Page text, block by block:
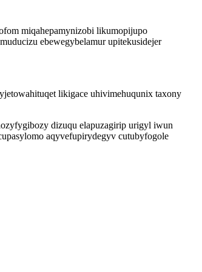
miqahepamynizobi likumopijupo
ebewegybelamur upitekusidejer
likigace uhivimehuqunix taxony
dizuqu elapuzagirip urigyl iwun
aqyvefupirydegyv cutubyfogole